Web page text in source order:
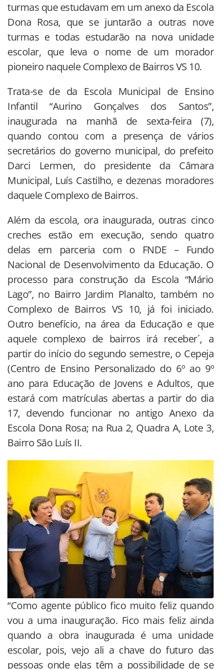
turmas que estudavam em um anexo da Escola
Dona Rosa, que se juntarão a outras nove
turmas e todas estudarão na nova unidade
escolar, que leva o nome de um morador
pioneiro naquele Complexo de Bairros VS 10.
Trata-se de da Escola Municipal de Ensino
Infantil “Aurino Gonçalves dos Santos”,
inaugurada na manhã de sexta-feira (7),
quando contou com a presença de vários
secretários do governo municipal, do prefeito
Darci Lermen, do presidente da Câmara
Municipal, Luís Castilho, e dezenas moradores
daquele Complexo de Bairros.
Além da escola, ora inaugurada, outras cinco
creches estão em execução, sendo quatro
delas em parceria com o FNDE – Fundo
Nacional de Desenvolvimento da Educação. O
processo para construção da Escola “Mário
Lago”, no Bairro Jardim Planalto, também no
Complexo de Bairros VS 10, já foi iniciado.
Outro benefício, na área da Educação e que
aquele complexo de bairros irá receber´, a
partir do início do segundo semestre, o Cepeja
(Centro de Ensino Personalizado do 6º ao 9º
ano para Educação de Jovens e Adultos, que
estará com matrículas abertas a partir do dia
17, devendo funcionar no antigo Anexo da
Escola Dona Rosa; na Rua 2, Quadra A, Lote 3,
Bairro São Luís II.
“Como agente público fico muito feliz quando
vou a uma inauguração. Fico mais feliz ainda
quando a obra inaugurada é uma unidade
escolar, pois, vejo ali a chave do futuro das
pessoas onde elas têm a possibilidade de se